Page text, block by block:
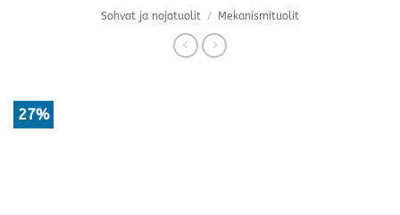
Sohvat ja nojatuolit / Mekanismituolit
27%